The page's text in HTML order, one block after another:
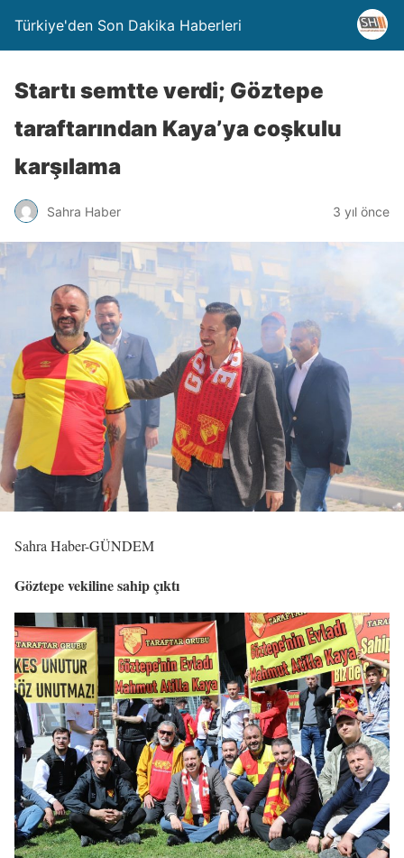
Türkiye'den Son Dakika Haberleri
Startı semtte verdi; Göztepe
taraftarından Kaya’ya coşkulu
karşılama
Sahra Haber 3 yıl önce
Sahra Haber-GÜNDEM
Göztepe vekiline sahip çıktı